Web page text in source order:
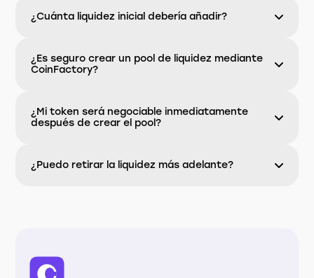
¿Cuánta liquidez inicial debería añadir?
¿Es seguro crear un pool de liquidez mediante
CoinFactory?
¿Mi token será negociable inmediatamente
después de crear el pool?
¿Puedo retirar la liquidez más adelante?